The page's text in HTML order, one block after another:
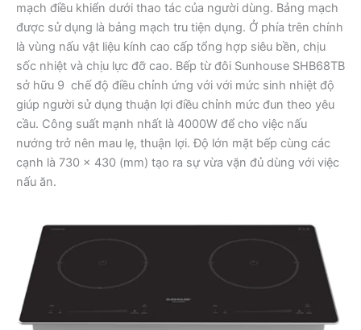
mạch điều khiển dưới thao tác của người dùng. Bảng mạch
được sử dụng là bảng mạch tru tiện dụng. Ở phía trên chính
là vùng nấu vật liệu kính cao cấp tổng hợp siêu bền, chịu
sốc nhiệt và chịu lực đỡ cao. Bếp từ đôi Sunhouse SHB68TB
sở hữu 9 chế độ điều chỉnh ứng với với mức sinh nhiệt độ
giúp người sử dụng thuận lợi điều chỉnh mức đun theo yêu
cầu. Công suất mạnh nhất là 4000W để cho việc nấu
nướng trở nên mau lẹ, thuận lợi. Độ lớn mặt bếp cùng các
cạnh là 730 x 430 (mm) tạo ra sự vừa vặn đủ dùng với việc
nấu ăn.